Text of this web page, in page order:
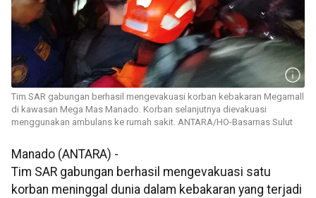
Tim SAR gabungan berhasil mengevakuasi korban kebakaran Megamall
di kawasan Mega Mas Manado. Korban selanjutnya dievakuasi
menggunakan ambulans ke rumah sakit. ANTARA/HO-Basarnas Sulut
Manado (ANTARA) -
Tim SAR gabungan berhasil mengevakuasi satu
korban meninggal dunia dalam kebakaran yang terjadi